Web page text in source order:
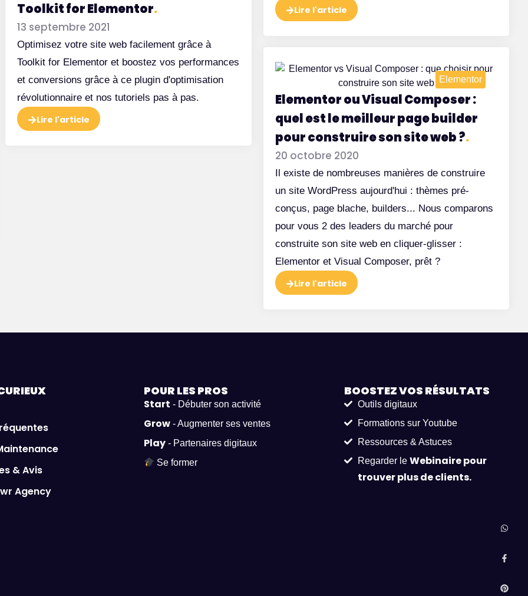
Optimisation responsive
des landing pages
Regarder
C’est
Lire l'article
Toolkit for Elementor.
13 septembre 2021
Optimisez votre site web facilement grâce à
Toolkit for Elementor et boostez vos performances
et conversions grâce à ce plugin d'optimisation
révolutionnaire et nos tutoriels pas à pas.
Lire l'article
Elementor
Elementor ou Visual Composer :
quel est le meilleur page builder
pour construire son site web ?.
20 octobre 2020
Il existe de nombreuses manières de construire
un site WordPress aujourd'hui : thèmes pré-
conçus, page blache, builders... Nous comparons
pour vous 2 des leaders du marché pour
construite son site web en cliquer-glisser :
Elementor et Visual Composer, prêt ?
Lire l'article
& Avis
Agency
POUR LES PROS
Start - Débuter son activité
Grow - Augmenter ses ventes
Play - Partenaires digitaux
Se former
BOOSTEZ VOS RÉSULTATS
Outils digitaux
Formations sur Youtube
Ressources & Astuces
Regarder le Webinaire pour
trouver plus de clients.